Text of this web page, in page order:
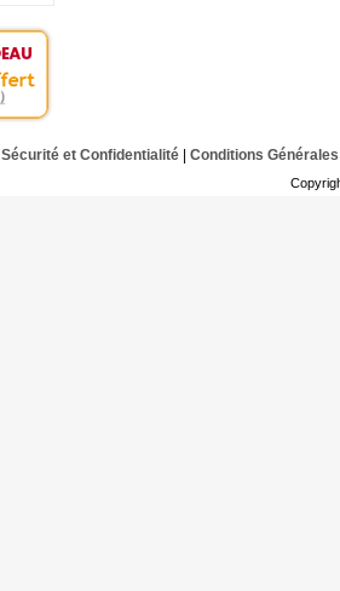
Sécurité et Confidentialité| Conditions Générales